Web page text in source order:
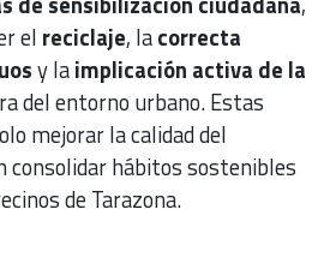
el reciclaje, lacorrecta
y laimplicación activa de la
del entorno urbano. Estas
mejorar la calidad del
consolidar hábitos sostenibles
de Tarazona.